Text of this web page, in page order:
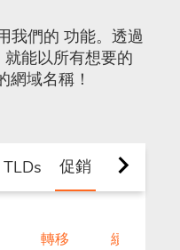
我們的 功能。透過
能以所有想要的
網域名稱！
促銷
轉移 續費